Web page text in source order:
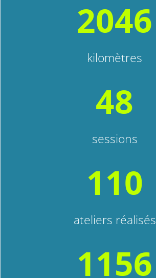
2046
kilomètres
48
sessions
110
ateliers réalisés
1156